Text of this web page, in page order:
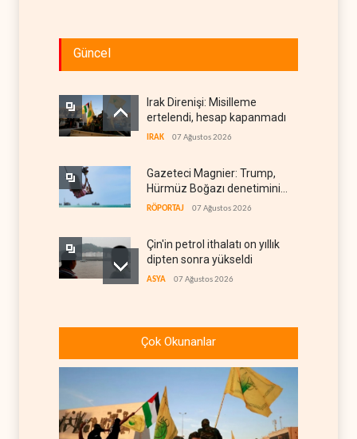
Güncel
Irak Direnişi: Misilleme
ertelendi, hesap kapanmadı
IRAK 07 Ağustos 2026
Gazeteci Magnier: Trump,
Hürmüz Boğazı denetimini
doğrudan İran ve Umman'a
RÖPORTAJ 07 Ağustos 2026
Çin'in petrol ithalatı on yıllık
dipten sonra yükseldi
ASYA 07 Ağustos 2026
sonra petrol üretimini rekor
düzeye çıkardı
The Telegraph: Hürmüz
anlaşması, İran’ın savaşı
kazandığını gösteriyor
BATI YARIM KÜRE 07 Ağustos 2026
Çok Okunanlar